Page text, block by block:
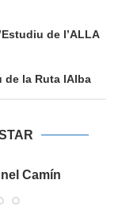
de l’ALLA
la Ruta lAlba
Camín